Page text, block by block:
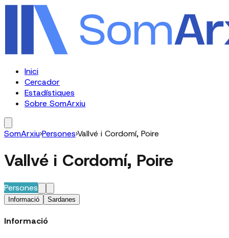
Inici
Cercador
Estadístiques
Sobre SomArxiu
SomArxiu›Persones›Vallvé i Cordomí, Poire
Vallvé i Cordomí, Poire
Persones
Informació Sardanes
Informació